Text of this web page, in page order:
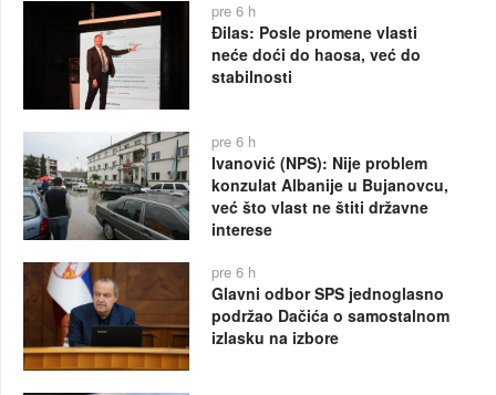
pre 6 h
Đilas: Posle promene vlasti
neće doći do haosa, već do
stabilnosti
pre 6 h
Ivanović (NPS): Nije problem
konzulat Albanije u Bujanovcu,
već što vlast ne štiti državne
interese
pre 6 h
Glavni odbor SPS jednoglasno
podržao Dačića o samostalnom
izlasku na izbore